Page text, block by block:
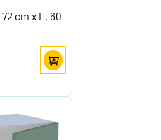
cm x L. 60